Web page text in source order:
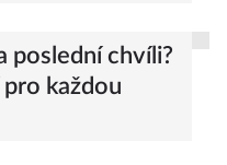
chvíli?
každou